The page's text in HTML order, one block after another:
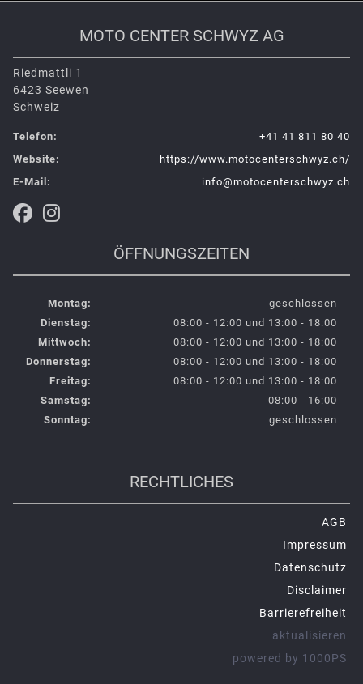
MOTO CENTER SCHWYZ AG
Riedmattli 1
6423 Seewen
Schweiz
Telefon:
+41 41 811 80 40
Website:
https://www.motocenterschwyz.ch/
E-Mail:
info@motocenterschwyz.ch
ÖFFNUNGSZEITEN
Montag:
geschlossen
Dienstag:
08:00 - 12:00 und 13:00 - 18:00
Mittwoch:
08:00 - 12:00 und 13:00 - 18:00
Donnerstag:
08:00 - 12:00 und 13:00 - 18:00
Freitag:
08:00 - 12:00 und 13:00 - 18:00
Samstag:
08:00 - 16:00
Sonntag:
geschlossen
RECHTLICHES
AGB
Impressum
Datenschutz
Disclaimer
Barrierefreiheit
aktualisieren
powered by 1000PS